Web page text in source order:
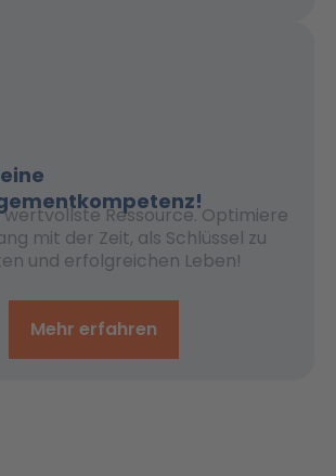
wertvollste Ressource. Optimiere
mit der Zeit, als Schlüssel zu
und erfolgreichen Leben!
Mehr erfahren